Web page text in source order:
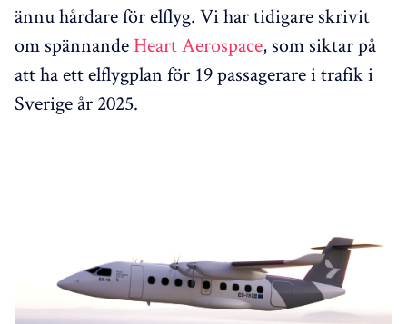
ännu hårdare för elflyg. Vi har tidigare skrivit
om spännande Heart Aerospace, som siktar på
att ha ett elflygplan för 19 passagerare i trafik i
Sverige år 2025.